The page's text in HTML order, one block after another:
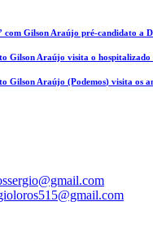
com Gilson Araújo pré-candidato a
Gilson Araújo visita o
Gilson Araújo (Podemos) visita os